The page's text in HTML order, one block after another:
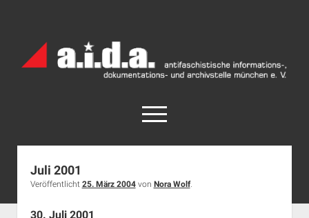
Archiv
München
open
menu
facebook
rss info@aida-archiv.de
Home
Juli 2001
Veröffentlicht 25. März 2004von Nora Wolf.
30. Juli 2001